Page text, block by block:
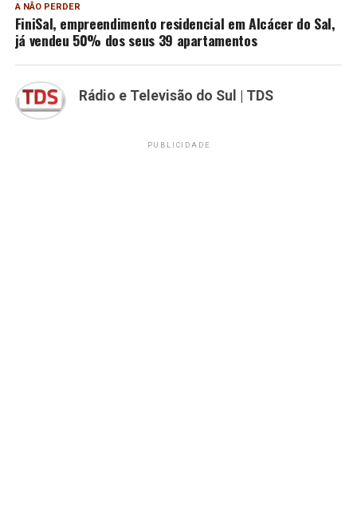
A NÃO PERDER
FiniSal, empreendimento residencial em Alcácer do Sal,
já vendeu 50% dos seus 39 apartamentos
Rádio e Televisão do Sul | TDS
PUBLICIDADE